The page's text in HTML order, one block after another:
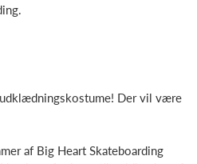
Der vil være
af Big Heart Skateboarding